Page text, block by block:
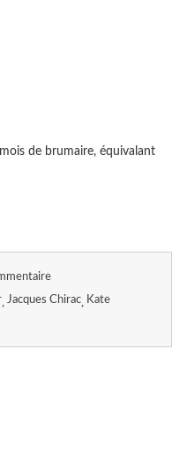
de brumaire, équivalant
Jacques Chirac
Kate